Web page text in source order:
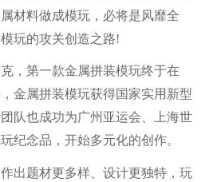
材料做成模玩，必将是风靡全
玩的攻关创造之路!
第一款金属拼装模玩终于在
金属拼装模玩获得国家实用新型
队也成功为广州亚运会、上海世
纪念品，开始多元化的创作。
题材更多样、设计更独特，玩